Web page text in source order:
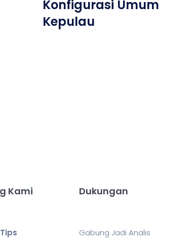
Konfigurasi Umum
Kepulau
Kami Dukungan
Gabung Jadi Analis